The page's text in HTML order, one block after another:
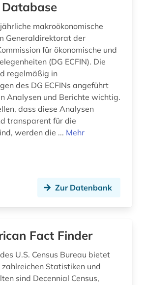
familienunternehmen (1)
(1)
fernerkundung (1)
festschriften (1)
(1)
finanzdaten (1)
finanzdienstleistung (1)
Database
makroökonomische
Generaldirektorat der
für ökonomische und
(DG ECFIN). Die
regelmäßig in
DG ECFINs angeführt
Analysen und Berichte wichtig.
dass diese Analysen
transparent für die
werden die ... Mehr
Zur Datenbank
Fact Finder
U.S. Census Bureau bietet
Statistiken und
sind Decennial Census,